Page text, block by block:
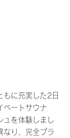
もに充実した2日
ベートサウナ
ュを体験しまし
なり、完全プラ